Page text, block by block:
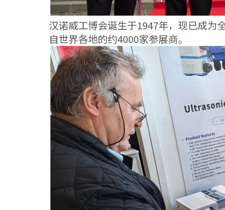
汉诺威工博会诞生于1947年，现已成为
自世界各地的约4000家参展商。